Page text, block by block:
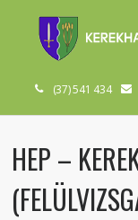
(37) 541 434
HEP –